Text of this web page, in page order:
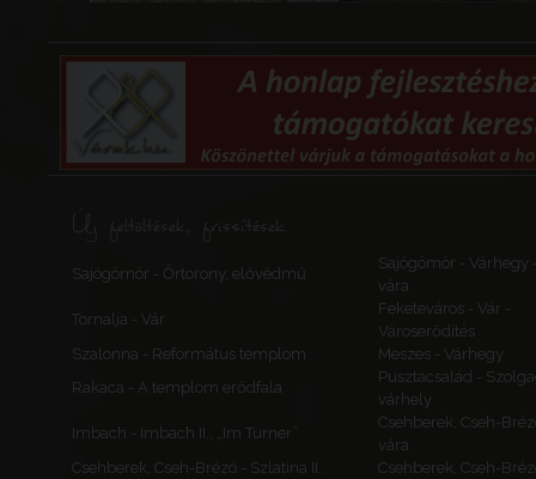
Új feltöltések, frissítések
Sajógömör - Őrtorony, elővédmű
Sajógömör - Várhegy
vára
Tornalja - Vár
Feketeváros - Vár -
Városerődítés
Szalonna - Református templom
Meszes - Várhegy
Rakaca - A templom erődfala
Pusztacsalád -
várhely
Imbach - Imbach II., „Im Turner”
Csehberek, Cseh-
vára
Csehberek, Cseh-Brézó - Szlatina II.
Csehberek, Cseh-